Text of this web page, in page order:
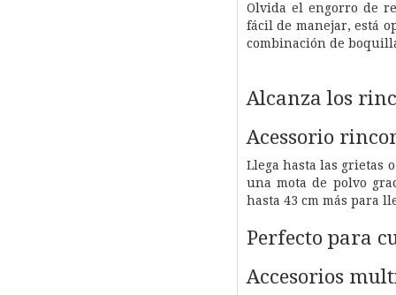
Olvida el engorro de
fácil de manejar, está
combinación de
Alcanza los
Acessorio
Llega hasta las grietas
una mota de polvo
hasta 43 cm más para
Perfecto para
Accesorios